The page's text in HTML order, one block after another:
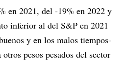
en 2021, del -19% en 2022 y
inferior al del S&P en 2021
y en los malos tiempos-
pesos pesados del sector